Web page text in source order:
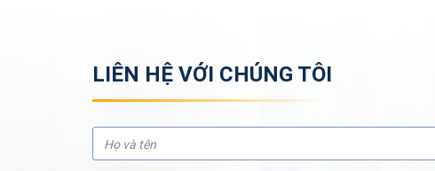
LIÊN HỆ VỚI CHÚNG TÔI